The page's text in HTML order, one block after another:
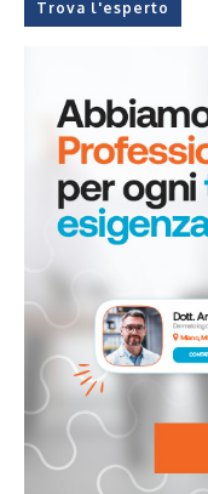
Trova l'esperto